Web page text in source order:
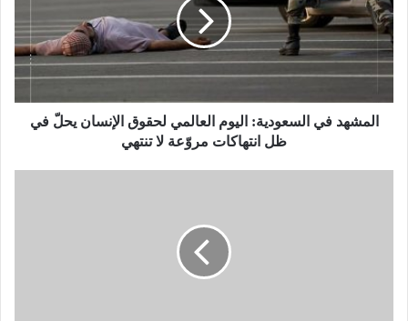
المشهد في السعودية: اليوم العالمي لحقوق الإنسان يحلّ في
ظل انتهاكات مروّعة لا تنتهي